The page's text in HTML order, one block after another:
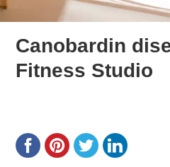
Canobardin
Fitness Studio